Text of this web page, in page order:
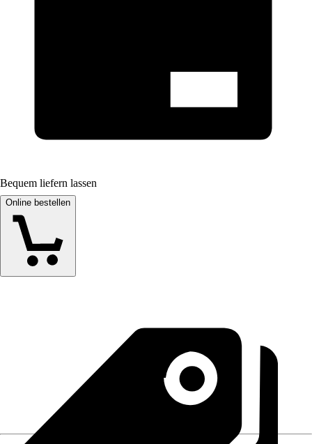
Bequem liefern lassen
Online bestellen